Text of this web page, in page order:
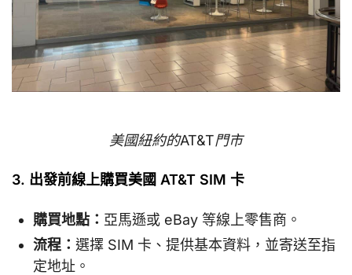
美國紐約的AT&T門市
3. 出發前線上購買美國 AT&T SIM 卡
購買地點： 亞馬遜或 eBay 等線上零售商。
流程： 選擇 SIM 卡、提供基本資料，並寄送至指
定地址。